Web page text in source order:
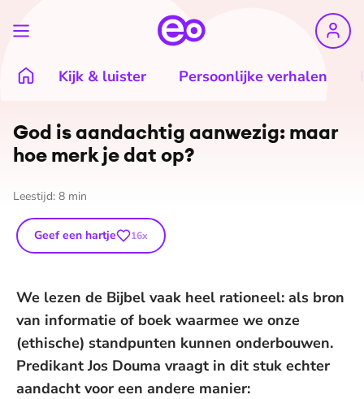
Kijk & luister Persoonlijke verhalen
God is aandachtig aanwezig: maar
hoe merk je dat op?
Leestijd: 8 min
Geef een hartje 16x
We lezen de Bijbel vaak heel rationeel: als bron
van informatie of boek waarmee we onze
(ethische) standpunten kunnen onderbouwen.
Predikant Jos Douma vraagt in dit stuk echter
aandacht voor een andere manier: